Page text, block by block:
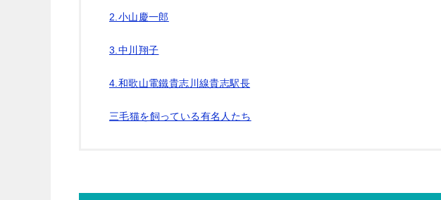
2.小山慶一郎
3.中川翔子
4.和歌山電鐵貴志川線貴志駅長
三毛猫を飼っている有名人たち